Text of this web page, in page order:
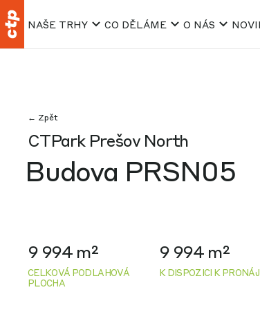
NAŠE TRHY CO DĚLÁME O NÁS
← Zpět
CTPark Prešov North
Budova PRSN05
9 994 m²
CELKOVÁ PODLAHOVÁ
PLOCHA
9 994 m²
K DISPOZICI K